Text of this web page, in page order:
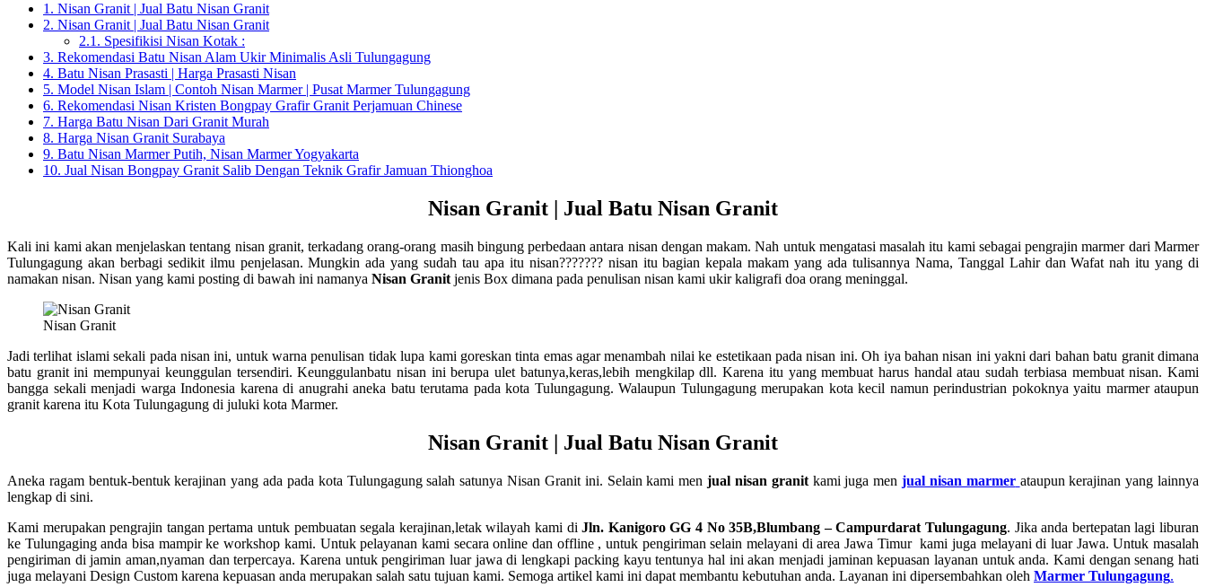
1. Nisan Granit | Jual Batu Nisan Granit
2. Nisan Granit | Jual Batu Nisan Granit
2.1. Spesifikisi Nisan Kotak :
3. Rekomendasi Batu Nisan Alam Ukir Minimalis Asli Tulungagung
4. Batu Nisan Prasasti | Harga Prasasti Nisan
5. Model Nisan Islam | Contoh Nisan Marmer | Pusat Marmer Tulungagung
6. Rekomendasi Nisan Kristen Bongpay Grafir Granit Perjamuan Chinese
7. Harga Batu Nisan Dari Granit Murah
8. Harga Nisan Granit Surabaya
9. Batu Nisan Marmer Putih, Nisan Marmer Yogyakarta
10. Jual Nisan Bongpay Granit Salib Dengan Teknik Grafir Jamuan Thionghoa
Nisan Granit | Jual Batu Nisan Granit
Kali ini kami akan menjelaskan tentang nisan granit, terkadang orang-orang masih bingung perbedaan antara nisan dengan makam. Nah untuk mengatasi masalah itu kami sebagai pengrajin marmer dari Marmer
Tulungagung akan berbagi sedikit ilmu penjelasan. Mungkin ada yang sudah tau apa itu nisan??????? nisan itu bagian kepala makam yang ada tulisannya Nama, Tanggal Lahir dan Wafat nah itu yang di
namakan nisan. Nisan yang kami posting di bawah ini namanya Nisan Granit jenis Box dimana pada penulisan nisan kami ukir kaligrafi doa orang meninggal.
Nisan Granit
Jadi terlihat islami sekali pada nisan ini, untuk warna penulisan tidak lupa kami goreskan tinta emas agar menambah nilai ke estetikaan pada nisan ini. Oh iya bahan nisan ini yakni dari bahan batu granit dimana
batu granit ini mempunyai keunggulan tersendiri. Keunggulanbatu nisan ini berupa ulet batunya,keras,lebih mengkilap dll. Karena itu yang membuat harus handal atau sudah terbiasa membuat nisan. Kami
bangga sekali menjadi warga Indonesia karena di anugrahi aneka batu terutama pada kota Tulungagung. Walaupun Tulungagung merupakan kota kecil namun perindustrian pokoknya yaitu marmer ataupun
granit karena itu Kota Tulungagung di juluki kota Marmer.
Nisan Granit | Jual Batu Nisan Granit
Aneka ragam bentuk-bentuk kerajinan yang ada pada kota Tulungagung salah satunya Nisan Granit ini. Selain kami menjual nisan granitkami juga menjual nisan marmer ataupun kerajinan yang lainnya
lengkap di sini.
Kami merupakan pengrajin tangan pertama untuk pembuatan segala kerajinan,letak wilayah kami diJln. Kanigoro GG 4 No 35B,Blumbang – Campurdarat Tulungagung. Jika anda bertepatan lagi liburan
ke Tulungaging anda bisa mampir ke workshop kami. Untuk pelayanan kami secara online dan offline , untuk pengiriman selain melayani di area Jawa Timur kami juga melayani di luar Jawa. Untuk masalah
pengiriman di jamin aman,nyaman dan terpercaya. Karena untuk pengiriman luar jawa di lengkapi packing kayu tentunya hal ini akan menjadi jaminan kepuasan layanan untuk anda. Kami dengan senang hati
juga melayani Design Custom karena kepuasan anda merupakan salah satu tujuan kami. Semoga artikel kami ini dapat membantu kebutuhan anda. Layanan ini dipersembahkan oleh Marmer Tulungagung.